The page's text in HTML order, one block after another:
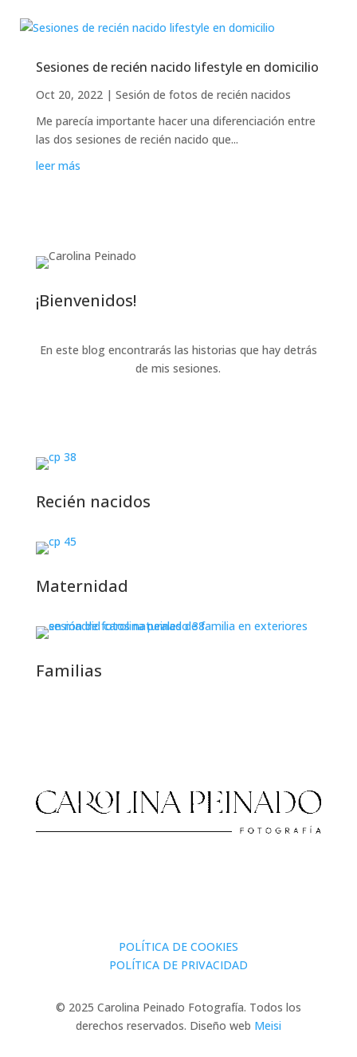
Sesiones de recién nacido lifestyle en domicilio
Oct 20, 2022| Sesión de fotos de recién nacidos
Me parecía importante hacer una diferenciación entre
las dos sesiones de recién nacido que...
leer más
¡Bienvenidos!
En este blog encontrarás las historias que hay detrás
de mis sesiones.
Recién nacidos
Maternidad
Familias
POLÍTICA DE COOKIES
POLÍTICA DE PRIVACIDAD
© 2025 Carolina Peinado Fotografía. Todos los
derechos reservados. Diseño web Meisi